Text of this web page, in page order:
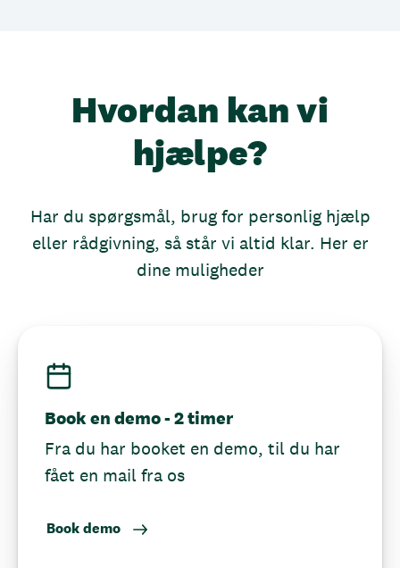
Hvordan kan vi
hjælpe?
Har du spørgsmål, brug for personlig hjælp
eller rådgivning, så står vi altid klar. Her er
dine muligheder
Book en demo - 2 timer
Fra du har booket en demo, til du har
fået en mail fra os
Book demo